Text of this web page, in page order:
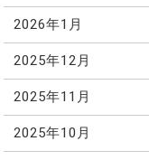
2026年1月
2025年12月
2025年11月
2025年10月